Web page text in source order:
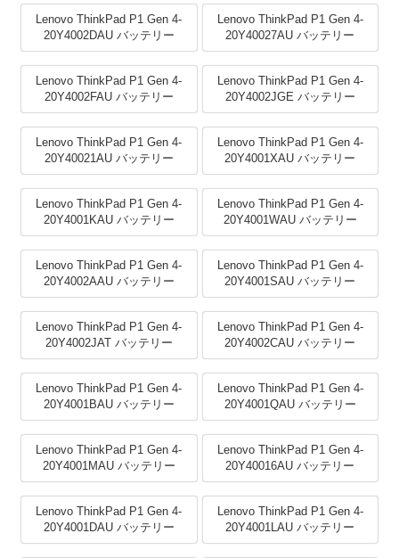
Lenovo ThinkPad P1 Gen 4-
20Y4002DAU バッテリー
Lenovo ThinkPad P1 Gen 4-
20Y40027AU バッテリー
Lenovo ThinkPad P1 Gen 4-
20Y4002FAU バッテリー
Lenovo ThinkPad P1 Gen 4-
20Y4002JGE バッテリー
Lenovo ThinkPad P1 Gen 4-
20Y40021AU バッテリー
Lenovo ThinkPad P1 Gen 4-
20Y4001XAU バッテリー
Lenovo ThinkPad P1 Gen 4-
20Y4001KAU バッテリー
Lenovo ThinkPad P1 Gen 4-
20Y4001WAU バッテリー
Lenovo ThinkPad P1 Gen 4-
20Y4002AAU バッテリー
Lenovo ThinkPad P1 Gen 4-
20Y4001SAU バッテリー
Lenovo ThinkPad P1 Gen 4-
20Y4002JAT バッテリー
Lenovo ThinkPad P1 Gen 4-
20Y4002CAU バッテリー
Lenovo ThinkPad P1 Gen 4-
20Y4001BAU バッテリー
Lenovo ThinkPad P1 Gen 4-
20Y4001QAU バッテリー
Lenovo ThinkPad P1 Gen 4-
20Y4001MAU バッテリー
Lenovo ThinkPad P1 Gen 4-
20Y40016AU バッテリー
Lenovo ThinkPad P1 Gen 4-
20Y4001DAU バッテリー
Lenovo ThinkPad P1 Gen 4-
20Y4001LAU バッテリー